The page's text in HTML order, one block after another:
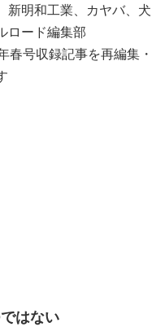
新明和工業、カヤバ、犬
ロード編集部
号収録記事を再編集・
はない